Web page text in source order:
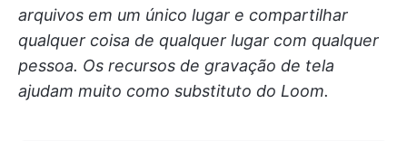
arquivos em um único lugar e compartilhar
qualquer coisa de qualquer lugar com qualquer
pessoa. Os recursos de gravação de tela
ajudam muito como substituto do Loom.